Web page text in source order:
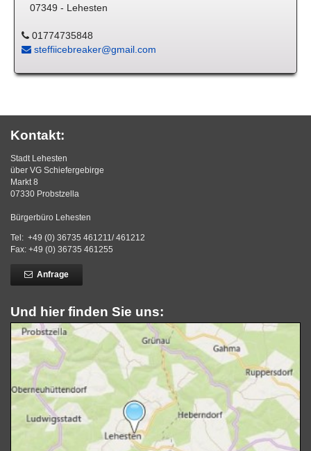
07349 - Lehesten
01774735848
steffiicebreaker@gmail.com
Kontakt:
Stadt Lehesten
über VG Schiefergebirge
Markt 8
07330 Probstzella
Bürgerbüro Lehesten
Tel: +49 (0) 36735 461211/ 461212
Fax: +49 (0) 36735 461255
Anfrage
Und hier finden Sie uns: